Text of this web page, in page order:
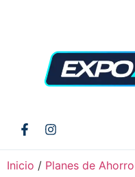
Inicio / Planes de Ahorro